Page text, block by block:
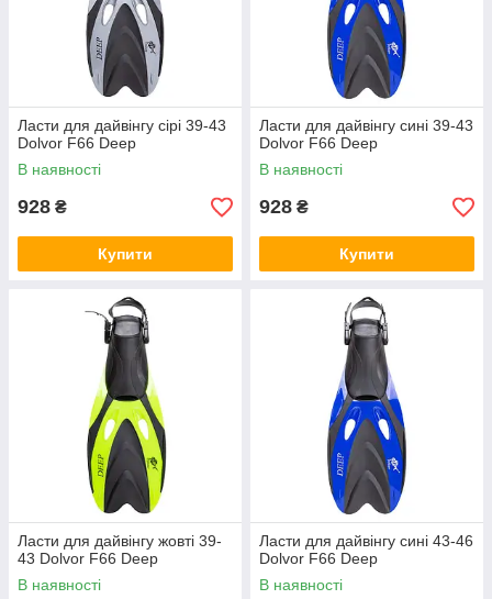
Ласти для дайвінгу сірі 39-43
Dolvor F66 Deep
В наявності
928 ₴
Купити
Ласти для дайвінгу сині 39-43
Dolvor F66 Deep
В наявності
928 ₴
Купити
Ласти для дайвінгу жовті 39-
43 Dolvor F66 Deep
В наявності
Ласти для дайвінгу сині 43-46
Dolvor F66 Deep
В наявності